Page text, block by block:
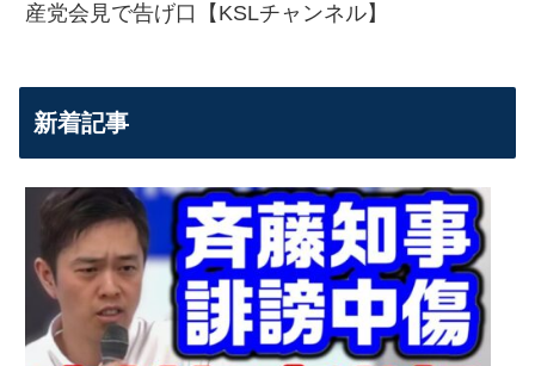
産党会見で告げ口【KSLチャンネル】
新着記事